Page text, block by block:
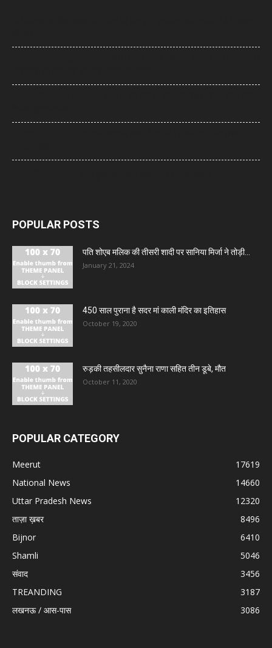
POPULAR POSTS
पति शोएब मलिक की तीसरी शादी पर सानिया मिर्जा ने तोड़ी...
January 21, 2024
450 साल पुराना है सदर मां काली मंदिर का इतिहास
October 19, 2020
रुड़की तहसीलदार सुनैना राणा सहित तीन डूबे, मौत
October 11, 2020
POPULAR CATEGORY
Meerut
17619
National News
14660
Uttar Pradesh News
12320
ताज़ा ख़बर
8496
Bijnor
6410
Shamli
5046
संवाद
3456
TREANDING
3187
लखनऊ / आस-पास
3086